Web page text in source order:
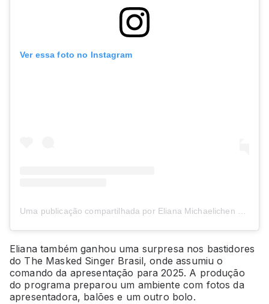
Ver essa foto no Instagram
Uma publicação compartilhada por Eliana Michaelichen (@eliana)
Eliana também ganhou uma surpresa nos bastidores
do The Masked Singer Brasil, onde assumiu o
comando da apresentação para 2025. A produção
do programa preparou um ambiente com fotos da
apresentadora, balões e um outro bolo.